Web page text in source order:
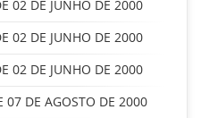
02 DE JUNHO DE 2000
02 DE JUNHO DE 2000
02 DE JUNHO DE 2000
07 DE AGOSTO DE 2000